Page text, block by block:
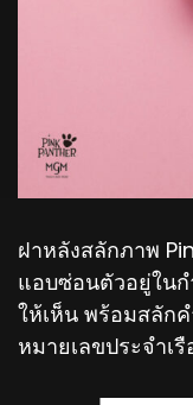
ฝาหลังสลักภาพ
แอบซ่อนตัวอยู่ในก
ให้เห็น พร้อมสลัก
หมายเลขประจำเ